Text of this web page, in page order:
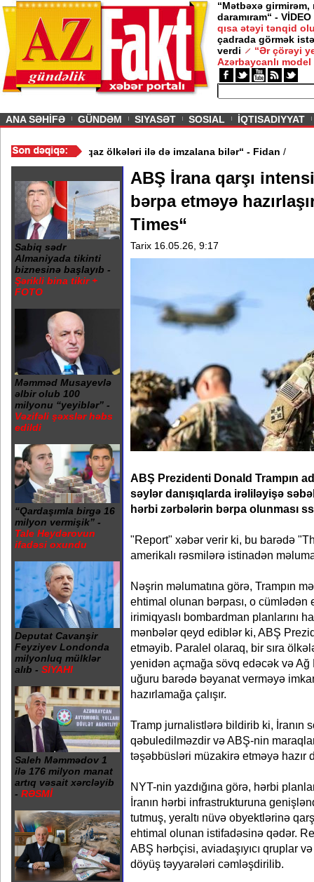
“Mətbəxə girmirəm,
daramıram“ - VİDEO
qısa ətəyi tənqid
çadrada görmək
verdi
“Ər çörəyi
Azərbaycanlı model
ANA SƏHİFƏ GÜNDƏM SIYASƏT SOSIAL İQTISADIYYAT
oxşar anlaşma Qafqaz ölkələri ilə də imzalana bilər“ -
Sabiq sədr
Almaniyada tikinti
biznesinə başlayıb -
Şərikli bina tikir +
FOTO
Məmməd Musayevlə
əlbir olub 100
milyonu “yeyiblər” -
Vəzifəli şəxslər həbs
edildi
“Qardaşımla birgə 16
milyon vermişik” -
Tale Heydərovun
ifadəsi oxundu
Deputat Cavanşir
Feyziyev Londonda
milyonluq mülklər
alıb - SİYAHI
Saleh Məmmədov 1
ilə 176 milyon manat
artıq vəsait xərcləyib
- RƏSMİ
ABŞ İrana qarşı
bərpa etməyə
Times“
Tarix 16.05.26, 9:17
ABŞ Prezidenti Donald Trampın
səylər danışıqlarda irəliləyişə
hərbi zərbələrin bərpa olunması
"Report" xəbər verir ki, bu barədə
amerikalı rəsmilərə istinadən
Nəşrin məlumatına görə, Trampın
ehtimal olunan bərpası, o cümlədən
irimiqyaslı bombardman planlarını
mənbələr qeyd ediblər ki, ABŞ
etməyib. Paralel olaraq, bir sıra
yenidən açmağa sövq edəcək və Ağ
uğuru barədə bəyanat verməyə
hazırlamağa çalışır.
Tramp jurnalistlərə bildirib ki, İranın
qəbuledilməzdir və ABŞ-nin
təşəbbüsləri müzakirə etməyə hazır
NYT-nin yazdığına görə, hərbi
İranın hərbi infrastrukturuna
tutmuş, yeraltı nüvə obyektlərinə
ehtimal olunan istifadəsinə qədər.
ABŞ hərbçisi, aviadaşıyıcı qruplar
döyüş təyyarələri cəmləşdirilib.